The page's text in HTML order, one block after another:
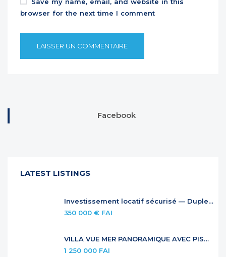
browser for the next time I comment
Facebook
LATEST LISTINGS
Investissement locatif sécurisé — Duplex à Anse Marcel
350 000 € FAI
VILLA VUE MER PANORAMIQUE AVEC PISCINE À DÉBORDEMENT
1 250 000 FAI